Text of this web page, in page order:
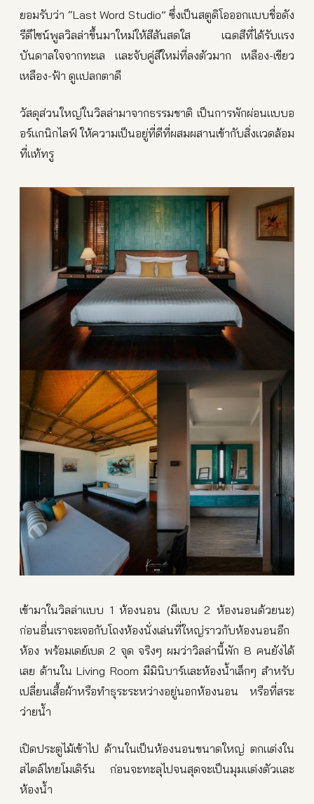
ยอมรับว่า “Last Word Studio” ซึ่งเป็นสตูดิโอออกแบบชื่อดัง
รีดีไซน์พูลวิลล่าขึ้นมาใหม่ให้สีสันสดใส เฉดสีที่ได้รับแรง
บันดาลใจจากทะเล และจับคู่สีใหม่ที่ลงตัวมาก เหลือง-เขียว
เหลือง-ฟ้า ดูแปลกตาดี
วัสดุส่วนใหญ่ในวิลล่ามาจากธรรมชาติ เป็นการพักผ่อนแบบอ
อร์แกนิกไลฟ์ ให้ความเป็นอยู่ที่ดีที่ผสมผสานเข้ากับสิ่งแวดล้อม
ที่แท้ทรู
เข้ามาในวิลล่าแบบ 1 ห้องนอน (มีแบบ 2 ห้องนอนด้วยนะ)
ก่อนอื่นเราจะเจอกับโถงห้องนั่งเล่นที่ใหญ่ราวกับห้องนอนอีก
ห้อง พร้อมเดย์เบด 2 จุด จริงๆ ผมว่าวิลล่านี้พัก 8 คนยังได้
เลย ด้านใน Living Room มีมินิบาร์และห้องน้ำเล็กๆ สำหรับ
เปลี่ยนเสื้อผ้าหรือทำธุระระหว่างอยู่นอกห้องนอน หรือที่สระ
ว่ายน้ำ
เปิดประตูไม้เข้าไป ด้านในเป็นห้องนอนขนาดใหญ่ ตกแต่งใน
สไตล์ไทยโมเดิร์น ก่อนจะทะลุไปจนสุดจะเป็นมุมแต่งตัวและ
ห้องน้ำ